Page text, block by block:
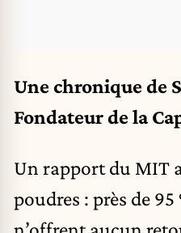
Une chronique de
Fondateur de la
Un rapport du MIT
poudres : près de